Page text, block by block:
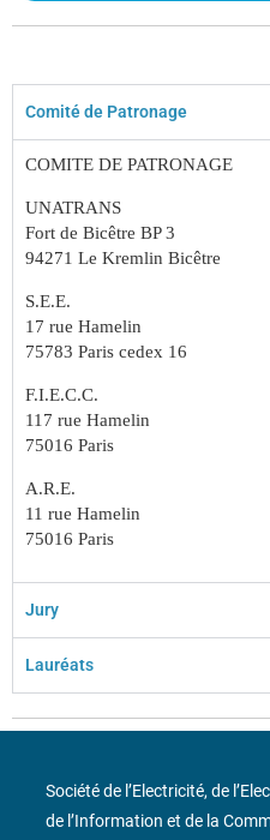
Comité de Patronage
COMITE DE PATRONAGE
UNATRANS
Fort de Bicêtre BP 3
94271 Le Kremlin Bicêtre
S.E.E.
17 rue Hamelin
75783 Paris cedex 16
F.I.E.C.C.
117 rue Hamelin
75016 Paris
A.R.E.
11 rue Hamelin
75016 Paris
Jury
Lauréats
Société de l’Electricité, de
de l’Information et de la